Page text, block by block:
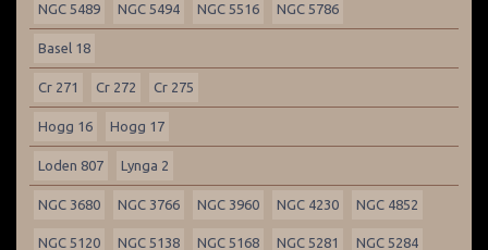
NGC 5489 NGC 5494 NGC 5516 NGC 5786
Basel 18
Cr 271 Cr 272 Cr 275
Hogg 16 Hogg 17
Loden 807 Lynga 2
NGC 3680 NGC 3766 NGC 3960 NGC 4230 NGC 4852
NGC 5120 NGC 5138 NGC 5168 NGC 5281 NGC 5284